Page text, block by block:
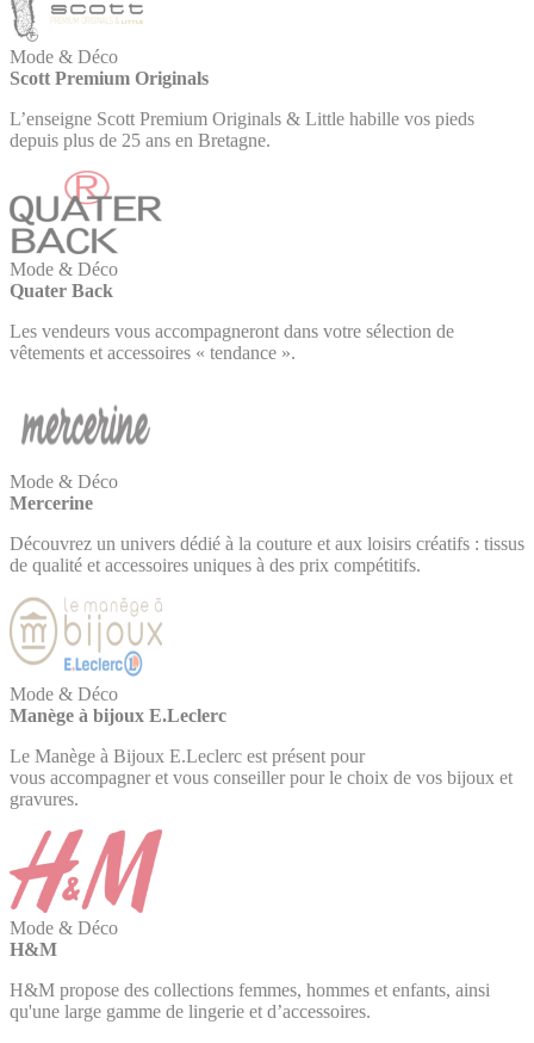
Mode & Déco
Scott Premium Originals
L’enseigne Scott Premium Originals & Little habille vos pieds
depuis plus de 25 ans en Bretagne.
Mode & Déco
Quater Back
Les vendeurs vous accompagneront dans votre sélection de
vêtements et accessoires « tendance ».
Mode & Déco
Mercerine
Découvrez un univers dédié à la couture et aux loisirs créatifs : tissus
de qualité et accessoires uniques à des prix compétitifs.
Mode & Déco
Manège à bijoux E.Leclerc
Le Manège à Bijoux E.Leclerc est présent pour
vous accompagner et vous conseiller pour le choix de vos bijoux et
gravures.
Mode & Déco
H&M
H&M propose des collections femmes, hommes et enfants, ainsi
qu'une large gamme de lingerie et d’accessoires.